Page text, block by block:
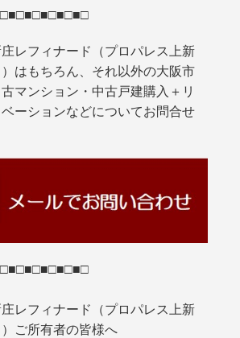
レフィナード（プロパレス上新
はもちろん、それ以外の大阪市
マンション・中古戸建購入＋リ
ーションなどについてお問合せ
レフィナード（プロパレス上新
ご所有者の皆様へ